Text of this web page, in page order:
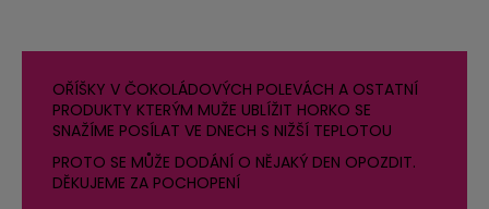
OŘÍŠKY V ČOKOLÁDOVÝCH POLEVÁCH A OSTATNÍ
PRODUKTY KTERÝM MUŽE UBLÍŽIT HORKO SE
SNAŽÍME POSÍLAT VE DNECH S NIŽŠÍ TEPLOTOU
PROTO SE MŮŽE DODÁNÍ O NĚJAKÝ DEN OPOZDIT.
DĚKUJEME ZA POCHOPENÍ